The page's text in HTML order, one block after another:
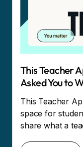
This Teacher
Asked You to
This Teacher
space for
share what a